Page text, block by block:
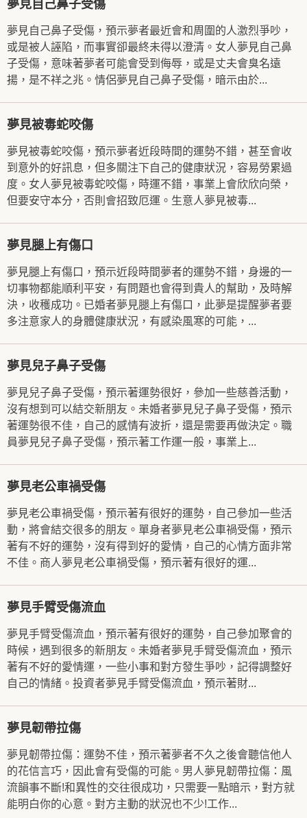
夢見自己鼻子受傷
夢見自己鼻子受傷，預示夢者最近會和周圍的人激烈爭吵，
或是被人誣陷，而事實卻最終未得以澄清。女人夢見自己鼻
子受傷，意味著夢者可能會受到侮辱，或是丈夫會臭名遠
揚，是不祥之兆。情侶夢見自己鼻子受傷，暗示由於...
夢見被毒蛇咬傷
夢見被毒蛇咬傷，預示夢者近段時間的運勢不錯，甚至會收
到意外的好訊息，但多關注下自己的健康狀況，容易勞累過
度。女人夢見被毒蛇咬傷，時運不錯，事業上會欣欣向榮，
但要安守本分，否則會招致厄運。生意人夢見被毒...
夢見腿上有傷口
夢見腿上有傷口，預示近段時間夢者的運勢不錯，身邊的一
切事物都能順利平安，有問題也會得到貴人的幫助，及時解
決，收穫成功。已婚者夢見腿上有傷口，此夢是提醒夢者要
多注意家人的身體健康狀況，有感染風寒的可能，...
夢見兒子鼻子受傷
夢見兒子鼻子受傷，預示著運勢很好，參加一些慈善活動，
沒有想到可以結交新朋友。未婚者夢見兒子鼻子受傷，預示
著運勢很不佳，自己的感情有波折，還是需要再做決定。職
員夢見兒子鼻子受傷，預示著工作運一般，事業上...
夢見老公車禍受傷
夢見老公車禍受傷，預示著有很好的運勢，自己參加一些活
動，將會結交很多的朋友。單身者夢見老公車禍受傷，預示
著有不好的運勢，沒有得到好的愛情，自己的心情方面非常
不佳。商人夢見老公車禍受傷，預示著有很好的運...
夢見手臂受傷流血
夢見手臂受傷流血，預示著有很好的運勢，自己參加聚會的
時候，遇到很多的新朋友。未婚者夢見手臂受傷流血，預示
著有不好的愛情運，一些小事和對方發生爭吵，記得調整好
自己的情緒。投資者夢見手臂受傷流血，預示著財...
夢見韌帶拉傷
夢見韌帶拉傷：運勢不佳，預示著夢者不久之後會聽信他人
的花信言巧，因此會有受傷的可能。男人夢見韌帶拉傷：風
流韻事不斷!和異性的交往很成功，只需要一點暗示，對方就
能明白你的心意。對方主動的狀況也不少!工作...